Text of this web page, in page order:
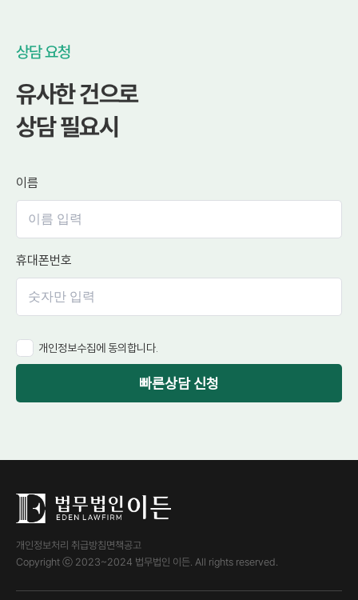
상담 요청
유사한 건으로
상담 필요시
이름
휴대폰번호
개인정보수집에 동의합니다.
빠른상담 신청
개인정보처리 취급방침면책공고
Copyright ⓒ 2023~2024 법무법인 이든. All rights reserved.